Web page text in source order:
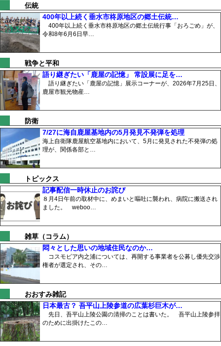
伝統
400年以上続く垂水市柊原地区の郷土伝統…
400年以上続く垂水市柊原地区の郷土伝統行事「おろごめ」が、
令和8年6月6日早…
戦争と平和
語り継ぎたい「鹿屋の記憶」 常設展に足を…
語り継ぎたい「鹿屋の記憶」展示コーナーが、2026年7月25日、
鹿屋市観光物産…
防衛
7/27に海自鹿屋基地内の5月発見不発弾を処理
海上自衛隊鹿屋航空基地内において、5月に発見された不発弾の処
理が、関係各部と…
トピックス
記事配信一時休止のお詫び
８月4日午前の取材中に、めまいと嘔吐に襲われ、病院に搬送され
ました。 weboo…
雑草（コラム）
悶々とした思いの地域住民なのか…
コスモピア内之浦については、再開する事業者を公募し優先交渉
権者が選定され、その…
おおすみ雑記
日本最古？ 吾平山上陵参道の広葉杉巨木が…
先日、吾平山上陵公園の清掃のことは書いた。 吾平山上陵参拝
のために出掛けたこの…